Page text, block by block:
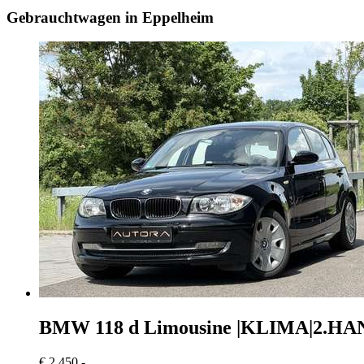
Gebrauchtwagen in Eppelheim
BMW 118 d Limousine